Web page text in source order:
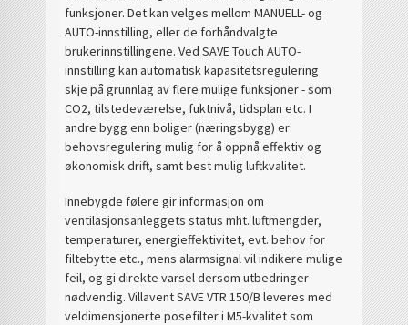
funksjoner. Det kan velges mellom MANUELL- og
AUTO-innstilling, eller de forhåndvalgte
brukerinnstillingene. Ved SAVE Touch AUTO-
innstilling kan automatisk kapasitetsregulering
skje på grunnlag av flere mulige funksjoner - som
CO2, tilstedeværelse, fuktnivå, tidsplan etc. I
andre bygg enn boliger (næringsbygg) er
behovsregulering mulig for å oppnå effektiv og
økonomisk drift, samt best mulig luftkvalitet.
Innebygde følere gir informasjon om
ventilasjonsanleggets status mht. luftmengder,
temperaturer, energieffektivitet, evt. behov for
filtebytte etc., mens alarmsignal vil indikere mulige
feil, og gi direkte varsel dersom utbedringer
nødvendig. Villavent SAVE VTR 150/B leveres med
veldimensjonerte posefilter i M5-kvalitet som